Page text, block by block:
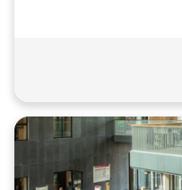
waar
learning community